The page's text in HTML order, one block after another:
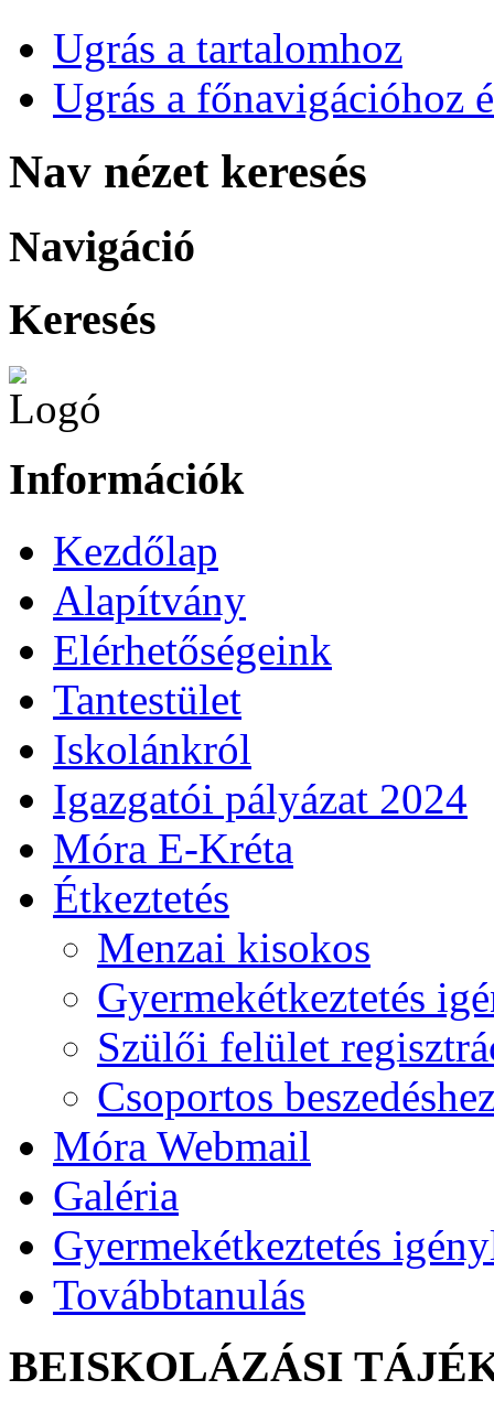
Ugrás a tartalomhoz
Ugrás a főnavigációhoz
Nav nézet keresés
Navigáció
Keresés
Információk
Kezdőlap
Alapítvány
Elérhetőségeink
Tantestület
Iskolánkról
Igazgatói pályázat 2024
Móra E-Kréta
Étkeztetés
Menzai kisokos
Gyermekétkeztetés
Szülői felület
Csoportos
Móra Webmail
Galéria
Gyermekétkeztetés
Továbbtanulás
BEISKOLÁZÁSI